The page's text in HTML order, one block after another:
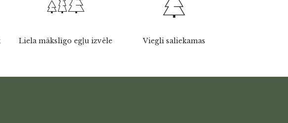
Liela mākslīgo egļu izvēle Viegli saliekamas